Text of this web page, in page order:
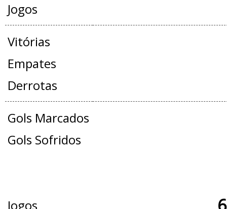
Jogos
Vitórias
Empates
Derrotas
Gols Marcados
Gols Sofridos
Jogos